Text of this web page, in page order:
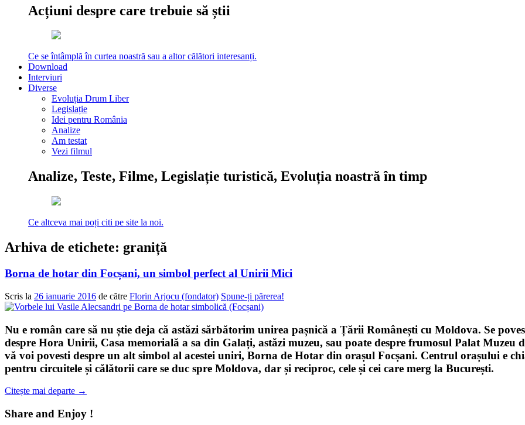
Acțiuni despre care trebuie să știi
Ce se întâmplă în curtea noastră sau a altor călători interesanți.
Download
Interviuri
Diverse
Evoluția Drum Liber
Legislație
Idei pentru România
Analize
Am testat
Vezi filmul
Analize, Teste, Filme, Legislație turistică, Evoluția noastră în timp
Ce altceva mai poți citi pe site la noi.
Arhiva de etichete: graniță
Borna de hotar din Focșani, un simbol perfect al Unirii Mici
Scris la 26 ianuarie 2016 de către Florin Arjocu (fondator) Spune-ți părerea!
Nu e român care să nu știe deja că astăzi sărbătorim unirea pașnică a Țării Românești cu Moldova. Se
despre Hora Unirii, Casa memorială a sa din Galați, astăzi muzeu, sau poate despre frumosul Palat Muzeu
vă voi povesti despre un alt simbol al acestei uniri, Borna de Hotar din orașul Focșani. Centrul orașului e
pentru circuitele și călătorii care se duc spre Moldova, dar și reciproc, cele și cei care merg la București.
Citește mai departe →
Share and Enjoy !